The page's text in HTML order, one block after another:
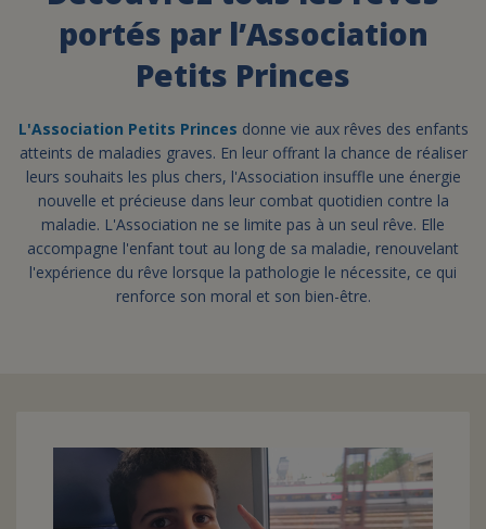
ESPACE PRESSE
JE DEVIENS
BÉNÉVOLE
DEVENIR
UN PETIT PRINCE
portés par l’Association
Petits Princes
L'Association Petits Princes donne vie aux rêves des enfants
atteints de maladies graves. En leur offrant la chance de réaliser
leurs souhaits les plus chers, l'Association insuffle une énergie
nouvelle et précieuse dans leur combat quotidien contre la
maladie. L'Association ne se limite pas à un seul rêve. Elle
accompagne l'enfant tout au long de sa maladie, renouvelant
l'expérience du rêve lorsque la pathologie le nécessite, ce qui
renforce son moral et son bien-être.